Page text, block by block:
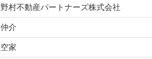
野村不動産パートナーズ株式会社
仲介
空家